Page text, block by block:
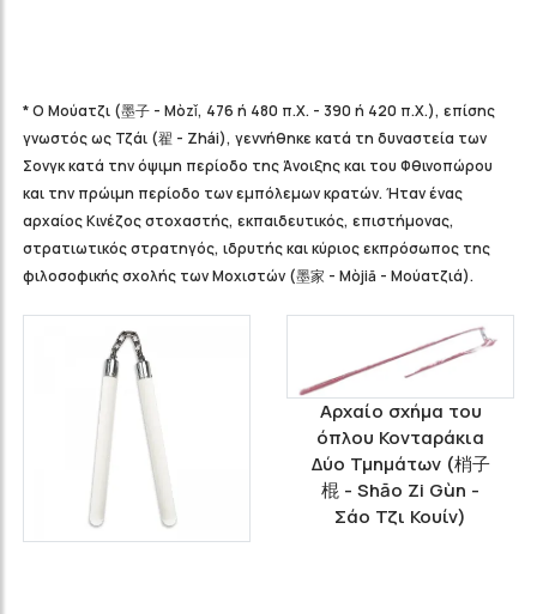
* Ο Μούατζι (墨子 - Mòzǐ, 476 ή 480 π.Χ. - 390 ή 420 π.Χ.), επίσης
γνωστός ως Τζάι (翟 - Zhái), γεννήθηκε κατά τη δυναστεία των
Σονγκκατά την όψιμη περίοδο της Άνοιξης και του Φθινοπώρου
και την πρώιμη περίοδο των εμπόλεμων κρατών. Ήταν ένας
αρχαίος Κινέζος στοχαστής, εκπαιδευτικός, επιστήμονας,
στρατιωτικός στρατηγός, ιδρυτής και κύριος εκπρόσωπος της
φιλοσοφικής σχολής τωνΜοχιστών (墨家 - Mòjiā - Μούατζιά).
Αρχαίο σχήμα του
όπλου Κονταράκια
Δύο Τμημάτων (梢子
棍 - Shāo Zi Gùn -
Σάο Τζι Κουίν)